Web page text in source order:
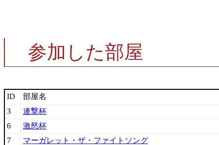
参加した部屋
ID
部屋名
3
連撃杯
6
激怒杯
7
マーガレット・ザ・ファイトソング